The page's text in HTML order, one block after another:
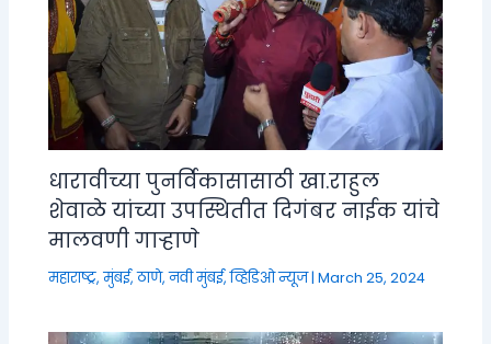
धारावीच्या पुनर्विकासासाठी खा.राहुल
शेवाळे यांच्या उपस्थितीत दिगंबर नाईक यांचे
मालवणी गाऱ्हाणे
महाराष्ट्र,मुंबई, ठाणे, नवी मुंबई,व्हिडिओ न्यूज|March 25, 2024